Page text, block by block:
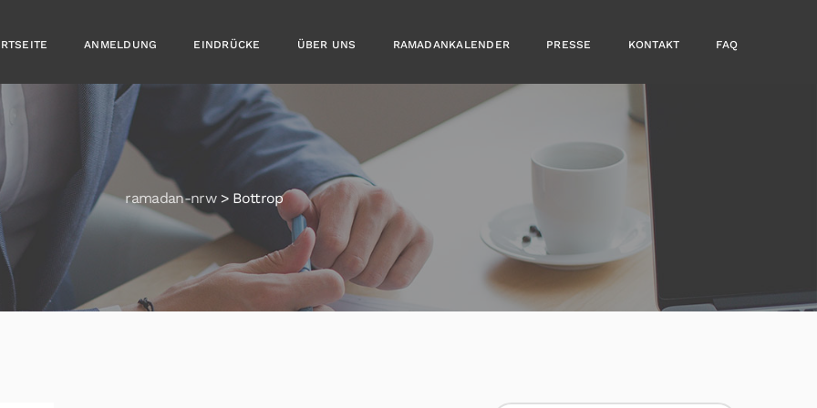
ANMELDUNG EINDRÜCKE ÜBER UNS RAMADANKALENDER PRESSE KONTAKT FAQ
ramadan-nrw> Bottrop